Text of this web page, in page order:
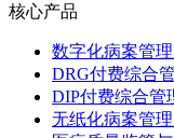
核心产品
数字化病案管
DRG付费综合
DIP付费综合管
无纸化病案管